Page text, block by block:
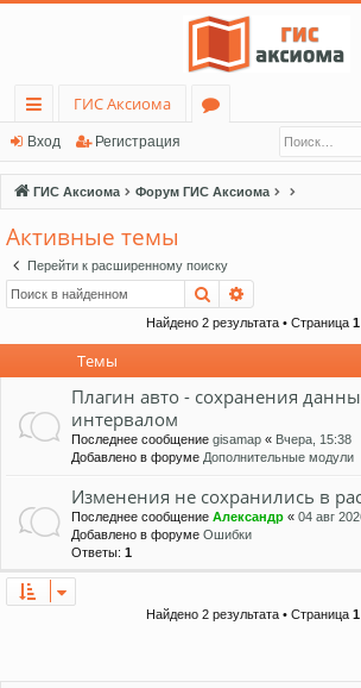
с
ы
лк
и
ГИС Аксиома
ру
м
Вход Регистрация
ГИС Аксиома Форум ГИС Аксиома
Активные темы
Перейти к расширенному поиску
Поиск
Найдено 2 результата • Страница 1
Темы
Плагин авто - сохранения
интервалом
Последнее сообщение gisamap « Вчера, 15:38
Добавлено в форуме Дополнительные модули
Изменения не сохранились в
Последнее сообщение Александр « 04 авг
Добавлено в форуме Ошибки
Ответы: 1
Найдено 2 результата • Страница 1